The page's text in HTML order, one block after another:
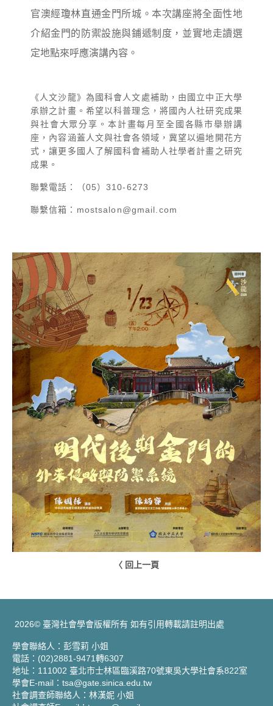
官澳經瓊林直通金門所城。本次講座將全面性地
介紹金門的防禦設施與鋪遞制度，並實地走讀選
定地點來呼應演講內容。
《人文沙龍》為國科會人文處補助，由國立中正大學
承辦之計畫。希望以科普理念，將國內人社研究成果
與社會大眾分享。本計畫每月至全國各縣市舉辦講
座，內容涵蓋人文與社會各領域，冀望以遍地開花方
式，讓更多國人了解國科會補助人社學者計畫之研究
成果。
聯繫電話：（05）310-6273
聯繫信箱：mostsalon@gmail.com
〈 回上一頁
2026© 臺灣社會學會版權所有 如有引用轉載請註明出處
學會聯絡人：彭雪莉 小姐
電話：(02)2881-9471轉6307
地址：111002 臺北市士林區臨溪路70號東吳大學社會系822室
學會E-mail：tsa@gate.sinica.edu.tw
社會調查師聯絡人：林漢妮 小姐